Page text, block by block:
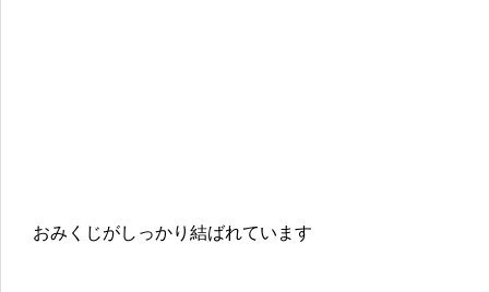
おみくじがしっかり結ばれています